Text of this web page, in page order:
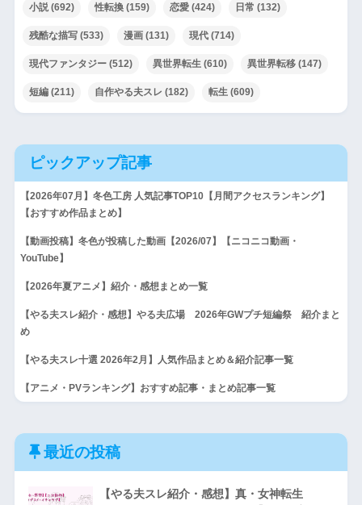
小説(692) 性転換(159) 恋愛(424) 日常 (132)
残酷な描写(533) 漫画(131) 現代(714)
現代ファンタジー(512) 異世界転生(610) 異世界転移(147)
短編(211) 自作やる夫スレ (182) 転生(609)
ピックアップ記事
【2026年07月】冬色工房 人気記事TOP10【月間アクセスランキング】
【おすすめ作品まとめ】
【動画投稿】冬色が投稿した動画【2026/07】【ニコニコ動画・
YouTube】
【2026年夏アニメ】紹介・感想まとめ一覧
【やる夫スレ紹介・感想】やる夫広場 2026年GWプチ短編祭 紹介まと
め
【やる夫スレ十選 2026年2月】人気作品まとめ＆紹介記事一覧
【アニメ・PVランキング】おすすめ記事・まとめ記事一覧
最近の投稿
【やる夫スレ紹介・感想】真・女神転生